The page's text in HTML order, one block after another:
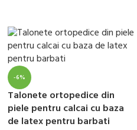
-6%
Talonete ortopedice din
piele pentru calcai cu baza
de latex pentru barbati